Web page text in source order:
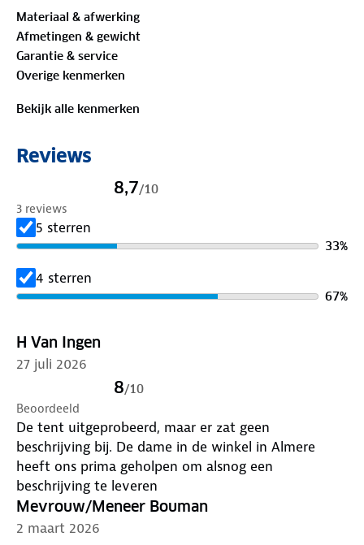
Dankzij de ventilatie in het dak blijft de lucht
binnen fris, wat schimmelvorming voorkomt.
De stevige glasvezel stokken zorgen voor stabiliteit,
zelfs bij wind. Twee grote mesh binnenvakken
scheerlijnen, haringen en een handige opbergtas.
Met een formaat van 180 (l) x 85 (b) x 185 (h) cm en
een gewicht van slechts 2.2 kg neem je deze tent
makkelijk mee. Voorzie je fiets van een fijne
schuilplek!
Materiaal & afwerking
Afmetingen & gewicht
Garantie & service
Overige kenmerken
Bekijk alle kenmerken
Reviews
8,7/10
3 reviews
5 sterren
33%
4 sterren
67%
H Van Ingen
27 juli 2026
8/10
Beoordeeld
De tent uitgeprobeerd, maar er zat geen
beschrijving bij. De dame in de winkel in Almere
heeft ons prima geholpen om alsnog een
beschrijving te leveren
Mevrouw/Meneer Bouman
2 maart 2026